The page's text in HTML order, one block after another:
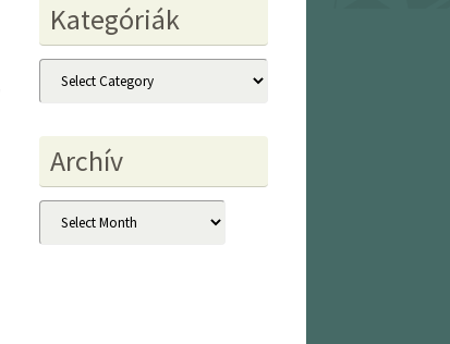
Kategóriák
Kategóriák
Archív
Archív